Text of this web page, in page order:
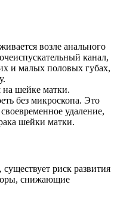
возле анального
канал,
и малых половых губах,
на шейке матки.
без микроскопа. Это
удаление,
шейки матки.
, существует риск развития
снижающие